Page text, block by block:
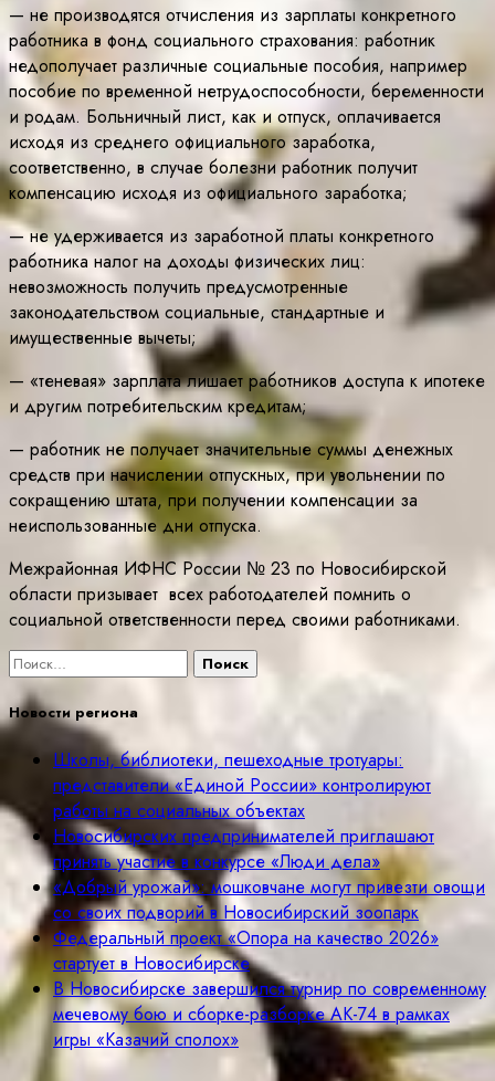
— не производятся отчисления из зарплаты конкретного
работника в фонд социального страхования: работник
недополучает различные социальные пособия, например
пособие по временной нетрудоспособности, беременности
и родам. Больничный лист, как и отпуск, оплачивается
исходя из среднего официального заработка,
соответственно, в случае болезни работник получит
компенсацию исходя из официального заработка;
— не удерживается из заработной платы конкретного
работника налог на доходы физических лиц:
невозможность получить предусмотренные
законодательством социальные, стандартные и
имущественные вычеты;
— «теневая» зарплата лишает работников доступа к ипотеке
и другим потребительским кредитам;
— работник не получает значительные суммы денежных
средств при начислении отпускных, при увольнении по
сокращению штата, при получении компенсации за
неиспользованные дни отпуска.
Межрайонная ИФНС России № 23 по Новосибирской
области призывает всех работодателей помнить о
социальной ответственности перед своими работниками.
Найти:
Новости региона
Школы, библиотеки, пешеходные тротуары:
представители «Единой России» контролируют
работы на социальных объектах
Новосибирских предпринимателей приглашают
принять участие в конкурсе «Люди дела»
«Добрый урожай»: мошковчане могут привезти овощи
со своих подворий в Новосибирский зоопарк
Федеральный проект «Опора на качество 2026»
стартует в Новосибирске
В Новосибирске завершился турнир по современному
мечевому бою и сборке-разборке АК-74 в рамках
игры «Казачий сполох»